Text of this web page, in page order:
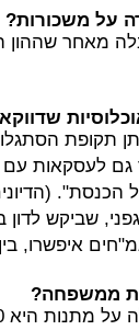
על משכורות?
מאחר שההון
תקופת
גם לעסקאות
הכנסת".
שביקש לדון
איפשרו,
ממשפחה?